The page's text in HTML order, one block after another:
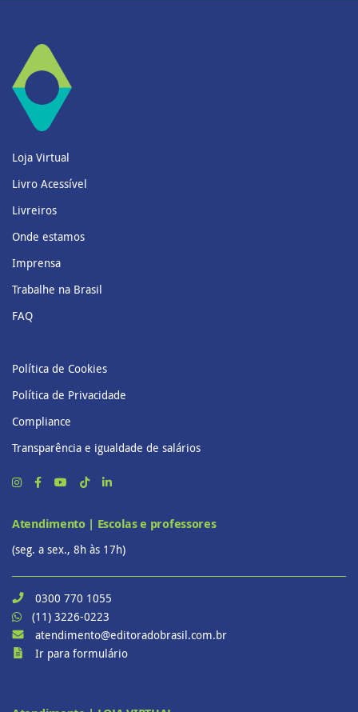
Loja Virtual
Livro Acessível
Livreiros
Onde estamos
Imprensa
Trabalhe na Brasil
FAQ
Política de Cookies
Política de Privacidade
Compliance
Transparência e igualdade de salários
Atendimento | Escolas e professores
(seg. a sex., 8h às 17h)
0300 770 1055
(11) 3226-0223
atendimento@editoradobrasil.com.br
Ir para formulário